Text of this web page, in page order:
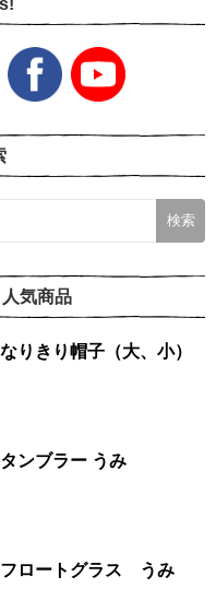
気商品
りきり帽子（大、小）
ノラネコぐんだん タンブラー うみ
ノラネコぐんだん フロートグラス うみ